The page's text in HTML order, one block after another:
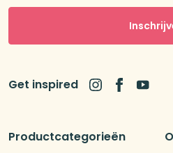
Productcategorieën
Get inspired